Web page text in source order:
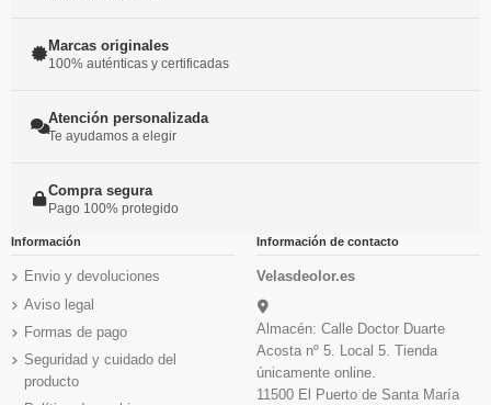
Marcas originales
100% auténticas y certificadas
Atención personalizada
Te ayudamos a elegir
Compra segura
Pago 100% protegido
Información
Envio y devoluciones
Aviso legal
Formas de pago
Seguridad y cuidado del
producto
Información de contacto
Velasdeolor.es
Almacén: Calle Doctor Duarte
Acosta nº 5. Local 5. Tienda
únicamente online.
11500 El Puerto de Santa María